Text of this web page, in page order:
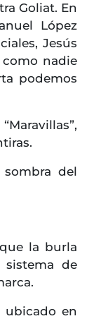
Goliat. En
López
Jesús
nadie
podemos
del
la burla
de
ubicado en